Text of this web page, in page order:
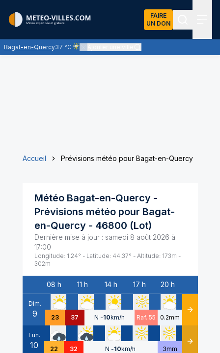
FAIRE
UN DON
Bagat-en-Quercy37 °C
Ciel voilé par des nuages d'altitude, ternissant
Accueil Prévisions météo pour Bagat-en-Quercy
Météo Bagat-en-Quercy-
Prévisions météo pour Bagat-
en-Quercy- 46800 (Lot)
Dernière mise à jour : samedi 8 août 2026 à
17:00
Longitude: 1.24° - Latitude: 44.37° - Altitude: 173m -
302m
Date
08 h 11 h 14 h 17 h 20 h
Dim.
9 23 37 N -10km/h Raf. 55 0.2mm Détails
Lun.
10 22 32 N -10km/h 3mm Détails